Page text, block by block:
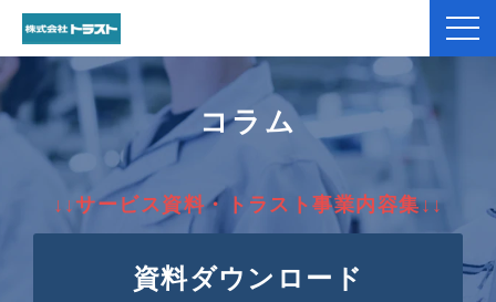
製品紹介
加工事例
コラム
↓↓サービス資料・トラスト事業内容集↓↓
資料ダウンロード